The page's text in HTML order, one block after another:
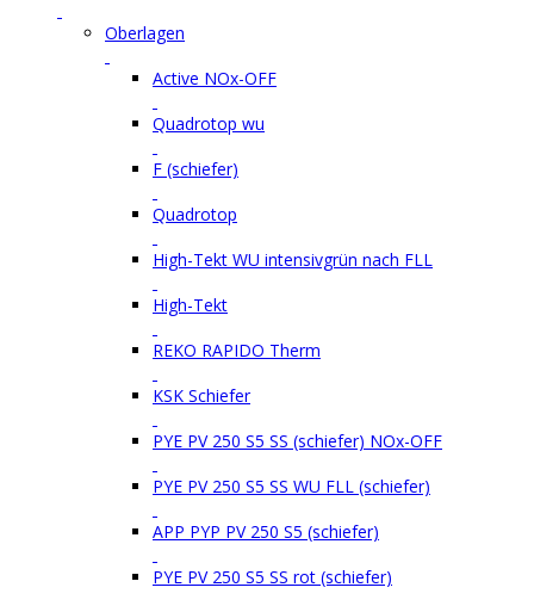
Oberlagen
Active NOx-OFF
Quadrotop wu
F (schiefer)
Quadrotop
High-Tekt WU intensivgrün nach FLL
High-Tekt
REKO RAPIDO Therm
KSK Schiefer
PYE PV 250 S5 SS (schiefer) NOx-OFF
PYE PV 250 S5 SS WU FLL (schiefer)
APP PYP PV 250 S5 (schiefer)
PYE PV 250 S5 SS rot (schiefer)